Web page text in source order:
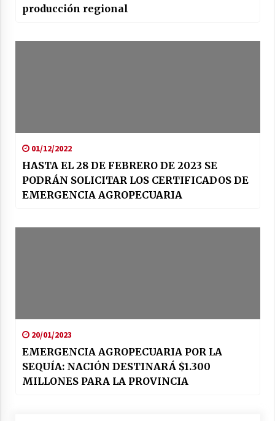
producción regional
01/12/2022
HASTA EL 28 DE FEBRERO DE 2023 SE
PODRÁN SOLICITAR LOS CERTIFICADOS DE
EMERGENCIA AGROPECUARIA
20/01/2023
EMERGENCIA AGROPECUARIA POR LA
SEQUÍA: NACIÓN DESTINARÁ $1.300
MILLONES PARA LA PROVINCIA